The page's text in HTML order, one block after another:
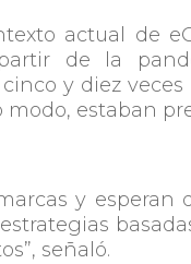
actual de
de la
y diez veces
estaban
y esperan
”, señaló.